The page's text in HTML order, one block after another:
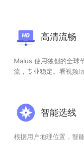
高清流畅
Malus 使用独创的全球
流，专业稳定。看视频
智能选线
根据用户地理位置，智